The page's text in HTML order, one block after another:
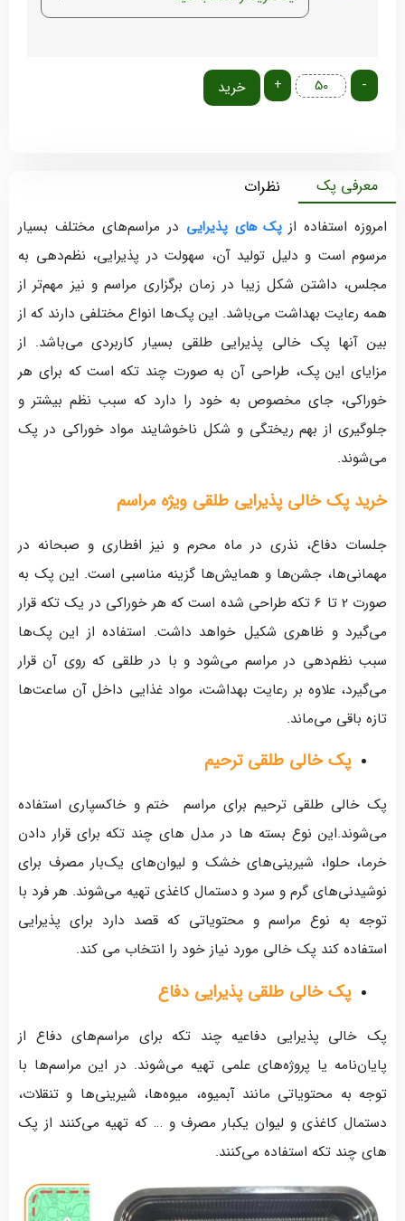
-
+ خرید
معرفی پک نظرات
امروزه استفاده از پک‌ های پذیرایی در مراسم‌های مختلف بسیار
مرسوم است و دلیل تولید آن، سهولت در پذیرایی، نظم‌دهی به
مجلس، داشتن شکل زیبا در زمان برگزاری مراسم و نیز مهم‌تر از
همه رعایت بهداشت می‌باشد. این پک‌ها انواع مختلفی دارند که از
بین آنها پک خالی پذیرایی طلقی بسیار کاربردی می‌باشد. از
مزایای این پک، طراحی آن به صورت چند تکه است که برای هر
خوراکی، جای مخصوص به خود را دارد که سبب نظم بیشتر و
جلوگیری از بهم ریختگی و شکل ناخوشایند مواد خوراکی در پک
می‌شوند.
خرید پک خالی پذیرایی طلقی ویژه مراسم
جلسات دفاع، نذری در ماه محرم و نیز افطاری و صبحانه در
مهمانی‌ها، جشن‌ها و همایش‌ها گزینه مناسبی است. این پک به
صورت 2 تا 6 تکه طراحی شده است که هر خوراکی در یک تکه قرار
می‌گیرد و ظاهری شکیل خواهد داشت. استفاده از این پک‌ها
سبب نظم‌دهی در مراسم می‌شود و با در طلقی که روی آن قرار
می‌گیرد، علاوه بر رعایت بهداشت، مواد غذایی داخل آن ساعت‌ها
تازه باقی می‌ماند.
پک خالی طلقی ترحیم
پک خالی طلقی ترحیم برای مراسم ختم و خاکسپاری استفاده
می‌شوند.این نوع بسته ها در مدل های چند تکه برای قرار دادن
خرما، حلوا، شیرینی‌های خشک و لیوان‌های یک‌بار مصرف برای
نوشیدنی‌های گرم و سرد و دستمال کاغذی تهیه می‌شوند. هر فرد با
توجه به نوع مراسم و محتویاتی که قصد دارد برای پذیرایی
استفاده کند پک خالی مورد نیاز خود را انتخاب می کند.
پک خالی طلقی پذیرایی دفاع
پک‌ خالی پذیرایی دفاعیه چند تکه برای مراسم‌های دفاع از
پایان‌نامه یا پروژه‌های علمی تهیه می‌شوند. در این مراسم‌ها با
توجه به محتویاتی مانند آبمیوه، میوه‌ها، شیرینی‌ها و تنقلات،
دستمال کاغذی و لیوان یکبار مصرف و … که تهیه می‌کنند از پک
های چند تکه استفاده می‌کنند.